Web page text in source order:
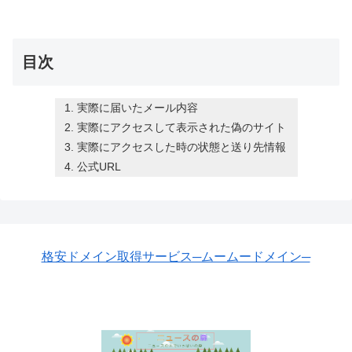
目次
実際に届いたメール内容
実際にアクセスして表示された偽のサイト
実際にアクセスした時の状態と送り先情報
公式URL
格安ドメイン取得サービス─ムームードメイン─